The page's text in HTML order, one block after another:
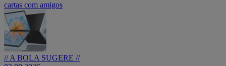
cartas com amigos
// A BOLA SUGERE //